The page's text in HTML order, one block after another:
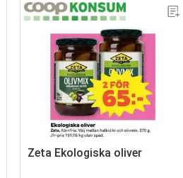
Zeta Ekologiska oliver